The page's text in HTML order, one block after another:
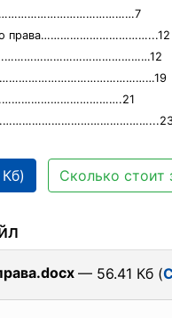
права……………………………...12
Сколько стоит
— 56.41 Кб (